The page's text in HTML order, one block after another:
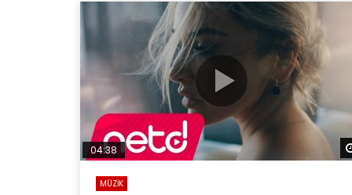
04:38
MÜZİK